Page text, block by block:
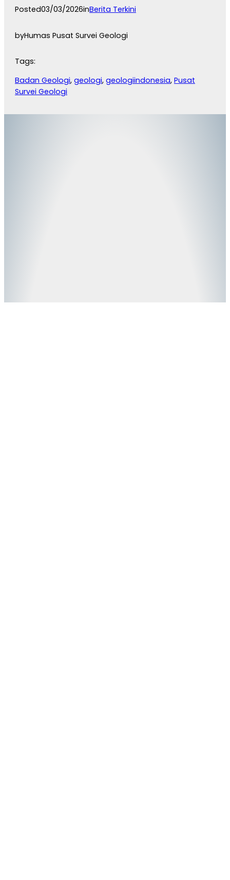
Posted03/03/2026inBerita Terkini
byHumas Pusat Survei Geologi
Tags:
Badan Geologi, geologi, geologiindonesia, Pusat
Survei Geologi